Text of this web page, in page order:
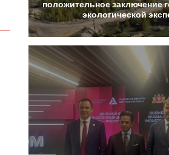
положительноезаключение
экологической